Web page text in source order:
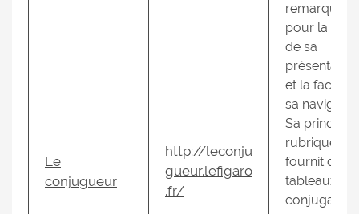
Le
conjugueur
http://leconju
gueur.lefigaro
.fr/
pour la
de sa
présentation
et la facilité
sa
Sa
rubrique
fournit des
tableaux de
conjugaison